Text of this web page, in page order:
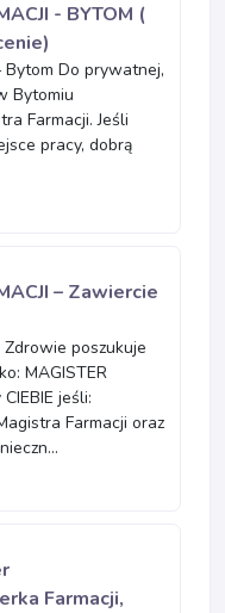
- BYTOM (
Bytom Do prywatnej,
Bytomiu
Farmacji. Jeśli
pracy, dobrą
– Zawiercie
poszukuje
MAGISTER
jeśli:
Farmacji oraz
Farmacji,